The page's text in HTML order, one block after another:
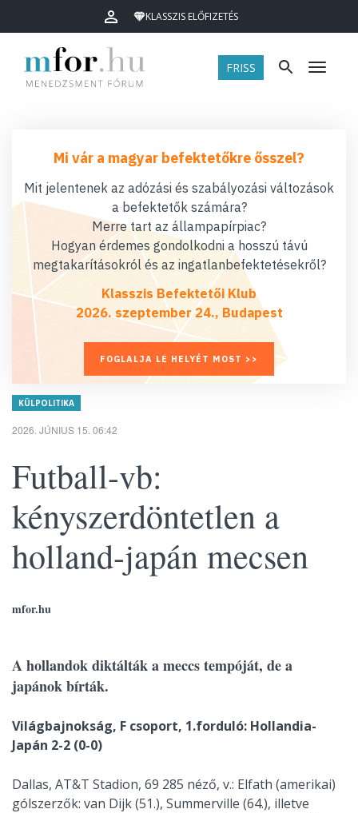
KLASSZIS ELŐFIZETÉS
FRISS Menü
Mi vár a magyar befektetőkre ősszel?
Mit jelentenek az adózási és szabályozási változások
a befektetők számára?
Merre tart az állampapírpiac?
Hogyan érdemes gondolkodni a hosszú távú
megtakarításokról és az ingatlanbefektetésekről?
Klasszis Befektetői Klub
2026. szeptember 24., Budapest
FOGLALJA LE HELYÉT MOST >>
KÜLPOLITIKA
2026. JÚNIUS 15. 06:42
Futball-vb:
kényszerdöntetlen a
holland-japán mecsen
mfor.hu
A hollandok diktálták a meccs tempóját, de a
japánok bírták.
Világbajnokság, F csoport, 1.forduló: Hollandia-
Japán 2-2 (0-0)
Dallas, AT&T Stadion, 69 285 néző, v.: Elfath (amerikai)
gólszerzők: van Dijk (51.), Summerville (64.), illetve